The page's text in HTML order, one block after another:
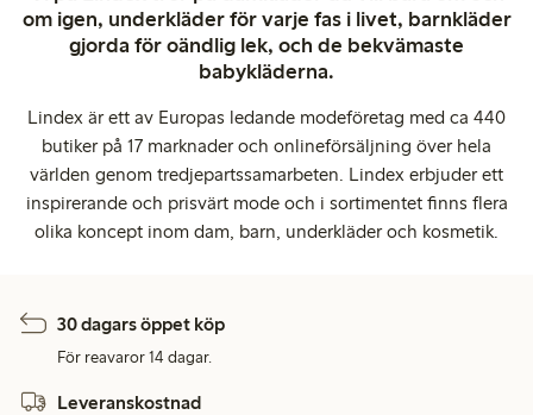
om igen, underkläder för varje fas i livet, barnkläder
gjorda för oändlig lek, och de bekvämaste
babykläderna.
Lindex är ett av Europas ledande modeföretag med ca 440
butiker på 17 marknader och onlineförsäljning över hela
världen genom tredjepartssamarbeten. Lindex erbjuder ett
inspirerande och prisvärt mode och i sortimentet finns flera
olika koncept inom dam, barn, underkläder och kosmetik.
30 dagars öppet köp
För reavaror 14 dagar.
Leveranskostnad